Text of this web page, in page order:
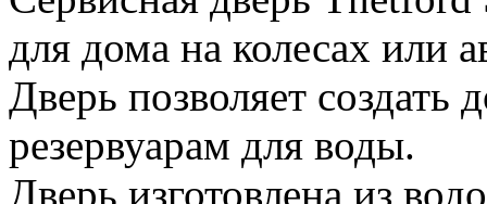
для дома на колесах или
Дверь позволяет создать
резервуарам для воды.
Дверь изготовлена из